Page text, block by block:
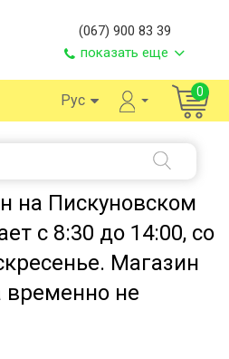
(067) 900 83 39
показать еще
Рус 0
на Пискуновском
с 8:30 до 14:00, со
Магазин
временно не